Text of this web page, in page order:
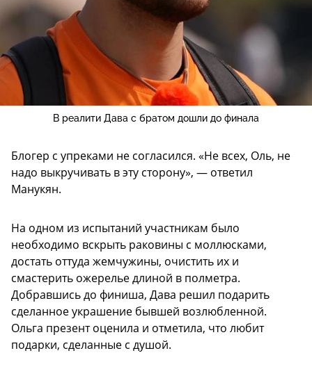
В реалити Дава с братом дошли до финала
Блогер с упреками не согласился. «Не всех, Оль, не
надо выкручивать в эту сторону», — ответил
Манукян.
На одном из испытаний участникам было
необходимо вскрыть раковины с моллюсками,
достать оттуда жемчужины, очистить их и
смастерить ожерелье длиной в полметра.
Добравшись до финиша, Дава решил подарить
сделанное украшение бывшей возлюбленной.
Ольга презент оценила и отметила, что любит
подарки, сделанные с душой.